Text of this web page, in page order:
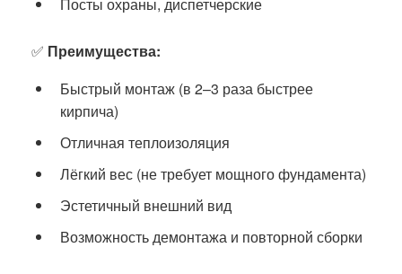
✅ Преимущества:
Быстрый монтаж (в 2–3 раза быстрее
кирпича)
Отличная теплоизоляция
Лёгкий вес (не требует мощного фундамента)
Эстетичный внешний вид
Возможность демонтажа и повторной сборки